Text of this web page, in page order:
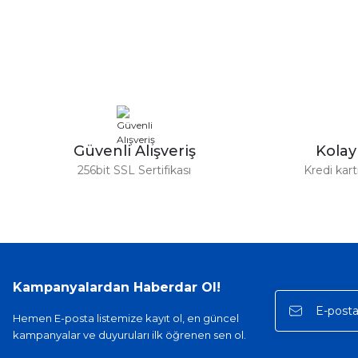
Ürün fiyatı diğer sitelerden daha pahalı.
Bu ürüne benzer farklı alternatifler olmalı.
Güvenli Alışveriş
256bit SSL Sertifikası Kredi
Kampanyalardan Haberdar Ol!
Hemen E-posta listemize kayıt ol, en güncel
kampanyalar ve duyuruları ilk öğrenen sen ol.